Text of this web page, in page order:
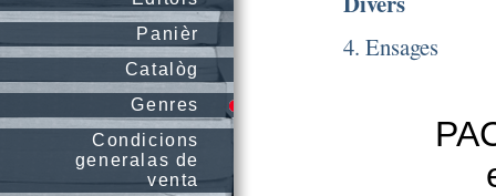
Panièr
Catalòg
Genres
Condicions
generalas de
venta
4. Ensages